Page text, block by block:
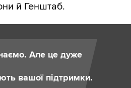
й Генштаб.
Але це дуже
вашої підтримки.